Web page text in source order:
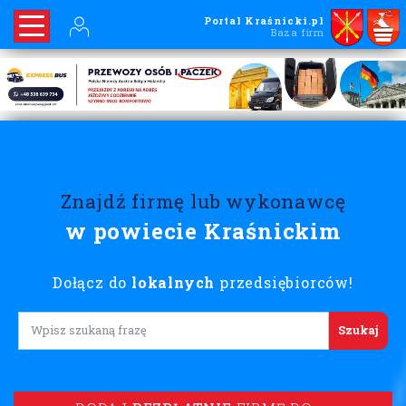
Portal Kraśnicki.pl
Baza firm
Znajdź firmę lub wykonawcę
w powiecie Kraśnickim
Dołącz do lokalnych przedsiębiorców!
Lorem ipsum